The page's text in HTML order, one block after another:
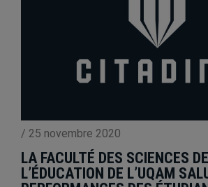
/ 25 novembre 2020
LA FACULTÉ DES SCIENCES DE
L’ÉDUCATION DE L’UQAM